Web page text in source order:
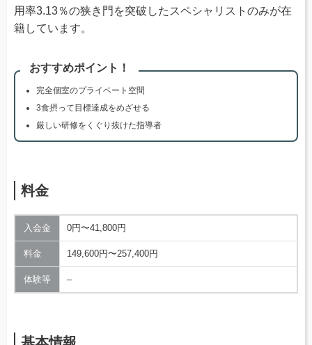
用率3.13％の狭き門を突破したスペシャリストのみが在
籍しています。
おすすめポイント！
完全個室のプライベート空間
3食摂って目標達成をめざせる
厳しい研修をくぐり抜けた指導者
料金
入会金 0円〜41,800円
料金 149,600円〜257,400円
体験等 –